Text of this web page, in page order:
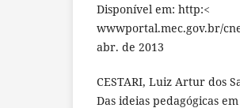
Disponível em: http:<
wwwportal.mec.gov.br/
abr. de 2013
CESTARI, Luiz Artur dos
Das ideias pedagógicas